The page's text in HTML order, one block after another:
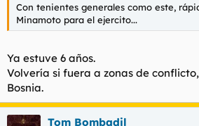
Con tenientes generales como este,
Minamoto para el ejercito...
Ya estuve 6 años.
Volvería si fuera a zonas de
Bosnia.
Tom Bombadil